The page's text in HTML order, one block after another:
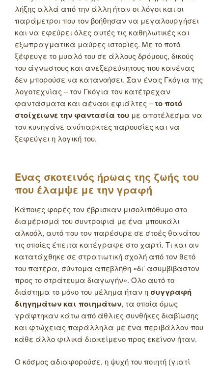
λήξης αλλά από την άλλη ήταν οι λόγοι και οι
παράμετροι που τον βοήθησαν να μεγαλουργήσει
και να εφεύρει όλες αυτές τις καθηλωτικές και
εξωπραγματικά μαύρες ιστορίες. Με το ποτό
ξέφευγε το μυαλό του σε άλλους δρόμους, δικούς
του άγνωστους και ανεξερεύνητους που κανένας
δεν μπορούσε να κατανοήσει. Σαν ένας Γκόγια της
λογοτεχνίας – τον Γκόγια τον κατέτρεχαν
φαντάσματα και αέναοι εφιάλτες –το ποτό
στοίχειωνε την φαντασία του με αποτέλεσμα να
τον κυνηγάνε ανύπαρκτες παρουσίες και να
ξεφεύγει η λογική του.
Ένας σκοτεινός ήρωας της ζωής του
που έλαμψε με την γραφή
Κάποιες φορές τον έβρισκαν μισολιπόθυμο στο
διαμέρισμά του συντροφιά με ένα μπουκάλι
αλκοόλ, αυτό που τον παρέσυρε σε στοές θανάτου
τις οποίες έπειτα κατέγραφε στο χαρτί. Τι και αν
κατατάχθηκε σε στρατιωτική σχολή από τον θετό
του πατέρα, σύντομα απεβλήθη «δι’ ασυμβίβαστον
προς το στράτευμα διαγωγήν». Όλο αυτό το
διάστημα το μόνο του μέλημα ήταν η συγγραφή
διηγημάτων και ποιημάτων, τα οποία όμως
γράφτηκαν κάτω από άθλιες συνθήκες διαβίωσης
και φτώχειας παράλληλα με ένα περιβάλλον που
κάθε άλλο φιλικά διακείμενο προς εκείνον ήταν.
Ο κόσμος αδιαφορούσε, η ψυχή του ποιητή (γιατί